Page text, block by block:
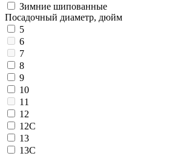
Зимние шипованные
Посадочный диаметр, дюйм
5
6
7
8
9
10
11
12
12C
13
13C